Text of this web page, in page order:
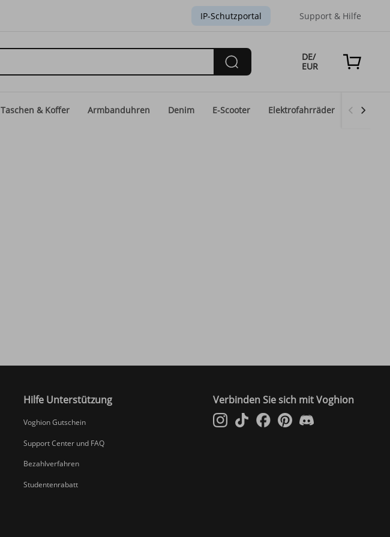
IP-Schutzportal Support & Hilfe
DE/
EUR
Taschen & Koffer Armbanduhren Denim E-Scooter Elektrofahrräder Eid-
Hilfe Unterstützung
Voghion Gutschein
Support Center und FAQ
Bezahlverfahren
Studentenrabatt
Verbinden Sie sich mit Voghion